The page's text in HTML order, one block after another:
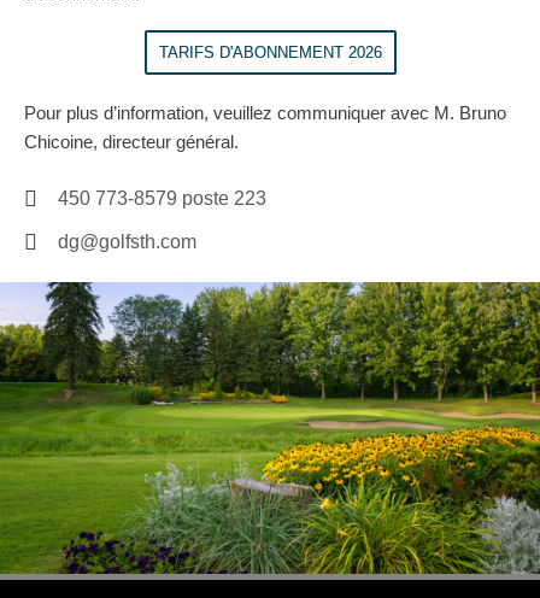
TARIFS D'ABONNEMENT 2026
Pour plus d’information, veuillez communiquer avec M. Bruno
Chicoine, directeur général.
450 773-8579 poste 223
dg@golfsth.com